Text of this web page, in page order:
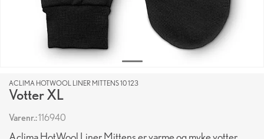
ACLIMA HOTWOOL LINER MITTENS 10 123
Votter XL
Varenr.:116940